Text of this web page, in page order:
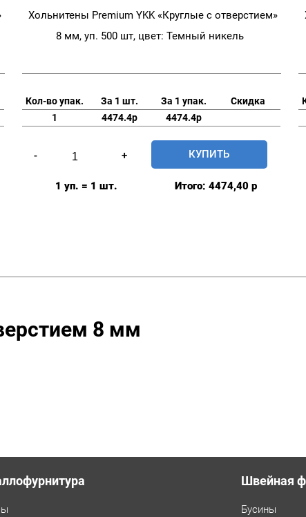
Хольнитены Premium YKK «Круглые с отверстием»
8 мм, уп. 500 шт, цвет: Темный никель
Кол-во упак. За 1 шт. За 1 упак.
Скидка
1
4474.4р 4474.4р
-
товара
Хольнитены
8
500
+ КУПИТЬ
1 уп. = 1 шт. Итого: 4474,40 р
8 мм
Швейная
Бусины